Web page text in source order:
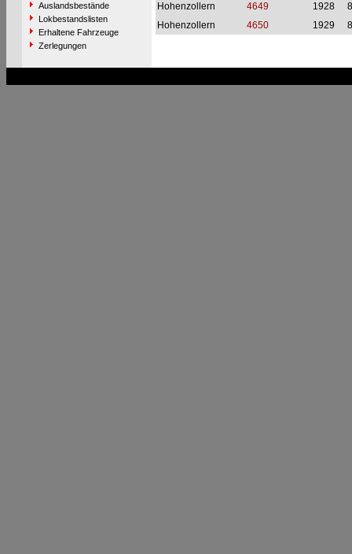
Auslandsbestände
Lokbestandslisten
Erhaltene Fahrzeuge
Zerlegungen
Hohenzollern
4649 1928
Hohenzollern
4650 1929